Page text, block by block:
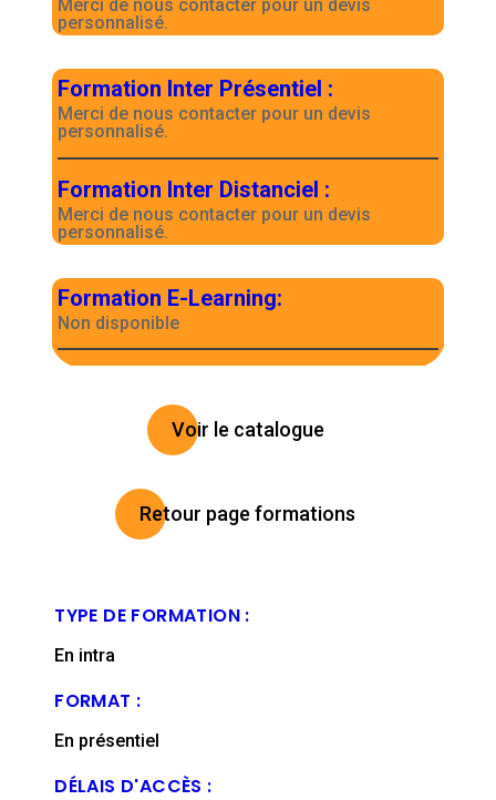
Merci de nous contacter pour un devis
personnalisé.
Formation Inter Présentiel :
Merci de nous contacter pour un devis
personnalisé.
Formation Inter Distanciel :
Merci de nous contacter pour un devis
personnalisé.
Formation E-Learning:
Non disponible
Voir le catalogue
Retour page formations
TYPE DE FORMATION :
En intra
FORMAT :
En présentiel
DÉLAIS D'ACCÈS :